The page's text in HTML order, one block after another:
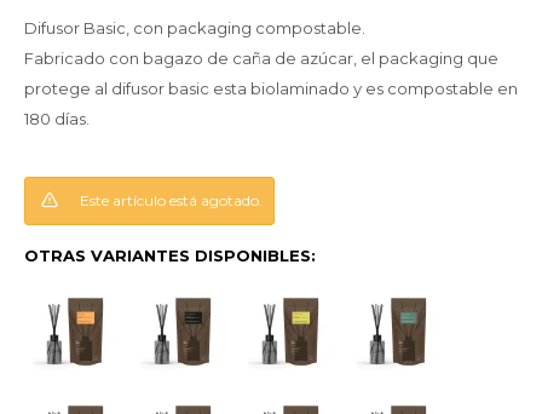
Difusor Basic, con packaging compostable.
Fabricado con bagazo de caña de azúcar, el packaging que
protege al difusor basic esta biolaminado y es compostable en
180 días.
Este artículo está agotado.
OTRAS VARIANTES DISPONIBLES: